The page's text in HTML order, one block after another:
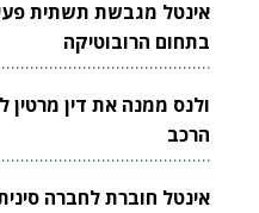
אינטל מגבשת תשתית
בתחום הרובוטיקה
ולנס ממנה את דין
הרכב
אינטל חוברת לחברה